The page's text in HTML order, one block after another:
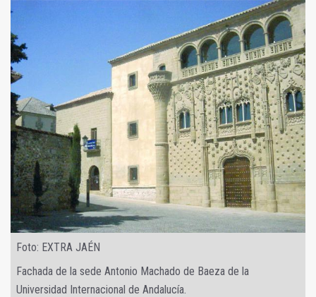
Foto: EXTRA JAÉN
Fachada de la sede Antonio Machado de Baeza de la
Universidad Internacional de Andalucía.